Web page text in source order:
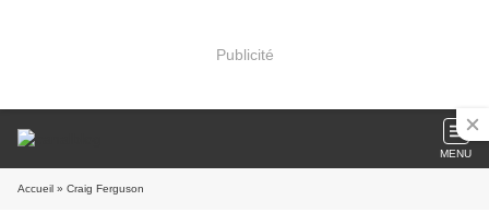
Publicité
MENU
Accueil » Craig Ferguson